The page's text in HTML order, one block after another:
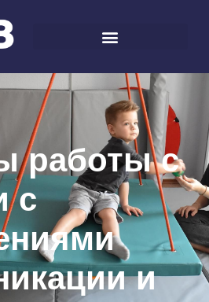
работы с
с
и